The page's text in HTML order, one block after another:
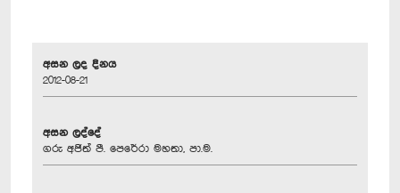
අසන ලද දිනය
2012-08-21
අසන ලද්දේ
ගරු අජිත් පී. පෙරේරා මහතා, පා.ම.